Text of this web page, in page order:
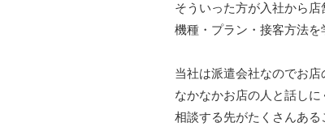
そういった方が入社から店
機種・プラン・接客方法を
当社は派遣会社なのでお店
なかなかお店の人と話しに
相談する先がたくさんある